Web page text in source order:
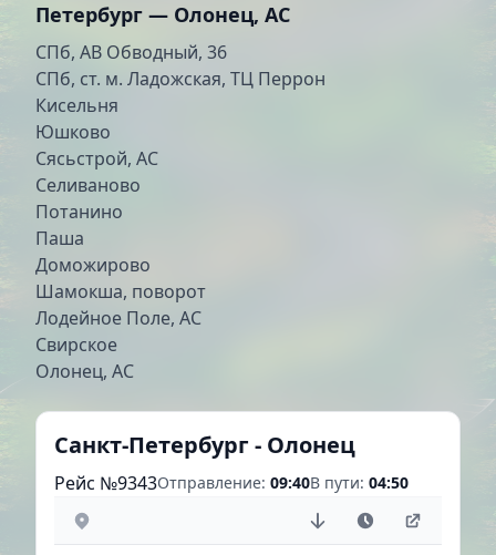
Петербург — Олонец, АС
СПб, АВ Обводный, 36
СПб, ст. м. Ладожская, ТЦ Перрон
Кисельня
Юшково
Сясьстрой, АС
Селиваново
Потанино
Паша
Доможирово
Шамокша, поворот
Лодейное Поле, АС
Свирское
Олонец, АС
Санкт-Петербург - Олонец
Рейс №9343Отправление: 09:40В пути: 04:50